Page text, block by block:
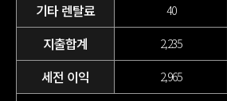
기타 렌탈료 40
지출합계 2,235
세전 이익 2,965